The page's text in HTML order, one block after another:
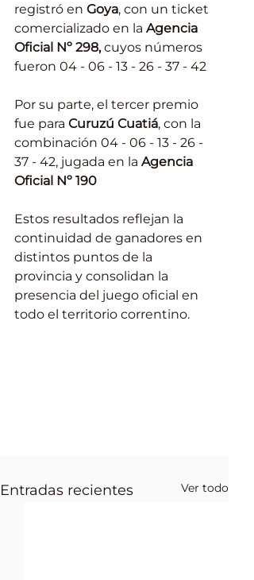
registró en Goya, con un ticket
comercializado en la Agencia
Oficial Nº 298, cuyos números
fueron 04 - 06 - 13 - 26 - 37 - 42
Por su parte, el tercer premio
fue para Curuzú Cuatiá, con la
combinación 04 - 06 - 13 - 26 -
37 - 42, jugada en la Agencia
Oficial Nº 190
Estos resultados reflejan la
continuidad de ganadores en
distintos puntos de la
provincia y consolidan la
presencia del juego oficial en
todo el territorio correntino.
Entradas recientes Ver todo